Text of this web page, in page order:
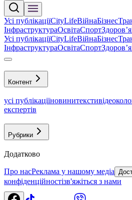
Усі публікаціїCityLifeВійнаБізнес
ІнфраструктураОсвітаСпортЗдоровʼя
Усі публікаціїCityLifeВійнаБізнес
ІнфраструктураОсвітаСпортЗдоровʼя
Контент
усі публікаціїновинитекстивідео
експертів
Рубрики
Додатково
Про насРеклама у нашому медіа
конфіденційностізв'яжіться з нами